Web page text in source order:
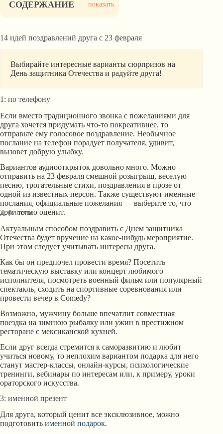
СОДЕРЖАНИЕ показать
14 идей поздравлений друга с 23 февраля
Выбирайте интересные варианты сюрпризов на
День защитника Отечества и радуйте друга!
1: по телефону
Если вместо традиционного звонка с пожеланиями для
друга хочется придумать что-то покреативнее, то
отправьте ему голосовое поздравление. Необычное
послание на телефон порадует получателя, удивит,
вызовет добрую улыбку.
Вариантов аудиооткрыток довольно много. Можно
отправить на 23 февраля смешной розыгрыш, веселую
песню, трогательные стихи, поздравления в прозе от
одной из известных персон. Также существуют именные
послания, официальные пожелания — выберите то, что
друг точно оценит.
2: билеты
Актуальным способом поздравить с Днем защитника
Отечества будет вручение на какое-нибудь мероприятие.
При этом следует учитывать интересы друга.
Как бы он предпочел провести время? Посетить
тематическую выставку или концерт любимого
исполнителя, посмотреть военный фильм или популярный
спектакль, сходить на спортивные соревнования или
провести вечер в Comedy?
Возможно, мужчину больше впечатлит совместная
поездка на зимнюю рыбалку или ужин в престижном
ресторане с мексиканской кухней.
Если друг всегда стремится к саморазвитию и любит
учиться новому, то неплохим вариантом подарка для него
станут мастер-классы, онлайн-курсы, психологические
тренинги, вебинары по интересам или, к примеру, уроки
ораторского искусства.
3: именной презент
Для друга, который ценит все эксклюзивное, можно
подготовить именной подарок.